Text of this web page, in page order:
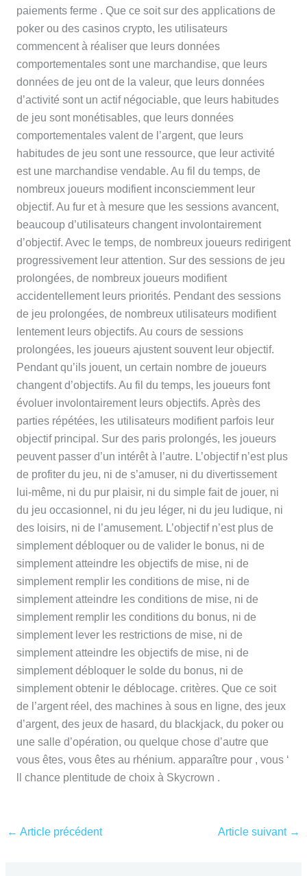
paiements ferme . Que ce soit sur des applications de
poker ou des casinos crypto, les utilisateurs
commencent à réaliser que leurs données
comportementales sont une marchandise, que leurs
données de jeu ont de la valeur, que leurs données
d’activité sont un actif négociable, que leurs habitudes
de jeu sont monétisables, que leurs données
comportementales valent de l’argent, que leurs
habitudes de jeu sont une ressource, que leur activité
est une marchandise vendable. Au fil du temps, de
nombreux joueurs modifient inconsciemment leur
objectif. Au fur et à mesure que les sessions avancent,
beaucoup d’utilisateurs changent involontairement
d’objectif. Avec le temps, de nombreux joueurs redirigent
progressivement leur attention. Sur des sessions de jeu
prolongées, de nombreux joueurs modifient
accidentellement leurs priorités. Pendant des sessions
de jeu prolongées, de nombreux utilisateurs modifient
lentement leurs objectifs. Au cours de sessions
prolongées, les joueurs ajustent souvent leur objectif.
Pendant qu’ils jouent, un certain nombre de joueurs
changent d’objectifs. Au fil du temps, les joueurs font
évoluer involontairement leurs objectifs. Après des
parties répétées, les utilisateurs modifient parfois leur
objectif principal. Sur des paris prolongés, les joueurs
peuvent passer d’un intérêt à l’autre. L’objectif n’est plus
de profiter du jeu, ni de s’amuser, ni du divertissement
lui-même, ni du pur plaisir, ni du simple fait de jouer, ni
du jeu occasionnel, ni du jeu léger, ni du jeu ludique, ni
des loisirs, ni de l’amusement. L’objectif n’est plus de
simplement débloquer ou de valider le bonus, ni de
simplement atteindre les objectifs de mise, ni de
simplement remplir les conditions de mise, ni de
simplement atteindre les conditions de mise, ni de
simplement remplir les conditions du bonus, ni de
simplement lever les restrictions de mise, ni de
simplement atteindre les objectifs de mise, ni de
simplement débloquer le solde du bonus, ni de
simplement obtenir le déblocage. critères. Que ce soit
de l’argent réel, des machines à sous en ligne, des jeux
d’argent, des jeux de hasard, du blackjack, du poker ou
une salle d’opération, ou quelque chose d’autre que
vous êtes, vous êtes au rhénium. apparaître pour , vous ‘
ll chance plentitude de choix à Skycrown .
← Article précédent Article suivant →